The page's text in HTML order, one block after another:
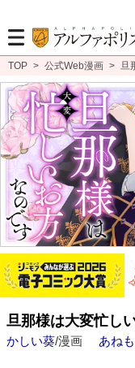
TOP > 公式Web漫画 > 旦
旦那様は大変忙し
かしい葵/漫画 あね